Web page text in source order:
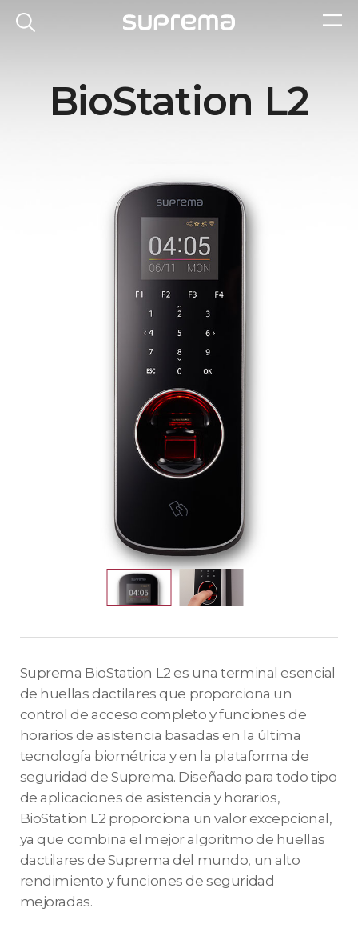
BioStation L2
Suprema BioStation L2 es una terminal esencial
de huellas dactilares que proporciona un
control de acceso completo y funciones de
horarios de asistencia basadas en la última
tecnología biométrica y en la plataforma de
seguridad de Suprema. Diseñado para todo tipo
de aplicaciones de asistencia y horarios,
BioStation L2 proporciona un valor excepcional,
ya que combina el mejor algoritmo de huellas
dactilares de Suprema del mundo, un alto
rendimiento y funciones de seguridad
mejoradas.